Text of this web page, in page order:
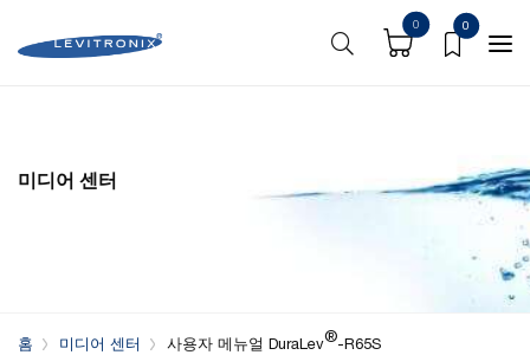
0 0
미디어 센터
홈 미디어 센터 사용자 메뉴얼 DuraLev®-R65S